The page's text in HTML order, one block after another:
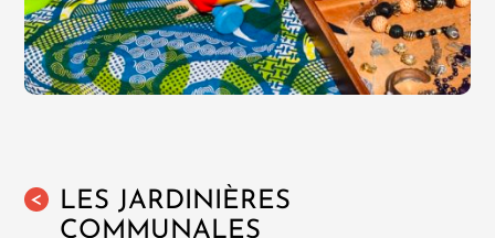
<
LES JARDINIÈRES
COMMUNALES